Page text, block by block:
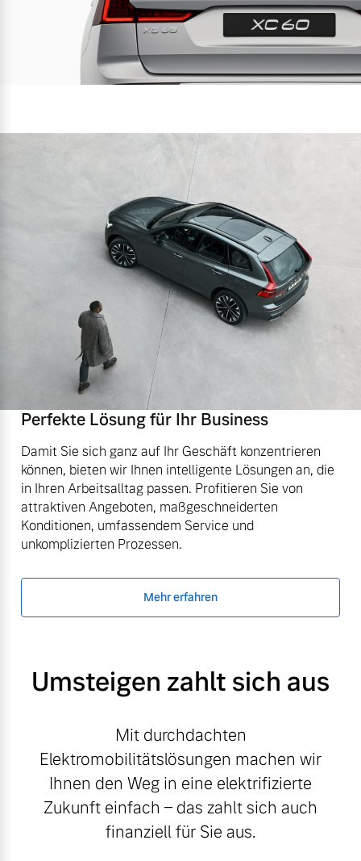
Perfekte Lösung für Ihr Business
Damit Sie sich ganz auf Ihr Geschäft konzentrieren
können, bieten wir Ihnen intelligente Lösungen an, die
in Ihren Arbeitsalltag passen. Profitieren Sie von
attraktiven Angeboten, maßgeschneiderten
Konditionen, umfassendem Service und
unkomplizierten Prozessen.
Mehr erfahren
Umsteigen zahlt sich aus
Mit durchdachten
Elektromobilitätslösungen machen wir
Ihnen den Weg in eine elektrifizierte
Zukunft einfach – das zahlt sich auch
finanziell für Sie aus.